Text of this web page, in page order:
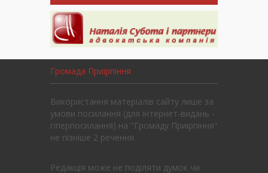
Громада Приірпіння
Використання матеріалів сайту лише за
умови посилання (для інтернет-видань -
гіперпосилання) на "Громаду Приірпіння"
не пізніше 2 речення.
Редакція може не поділяти думок чи